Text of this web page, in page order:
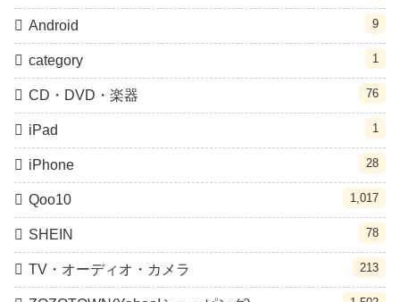
Android 9
category 1
CD・DVD・楽器 76
iPad 1
iPhone 28
Qoo10 1,017
SHEIN 78
TV・オーディオ・カメラ 213